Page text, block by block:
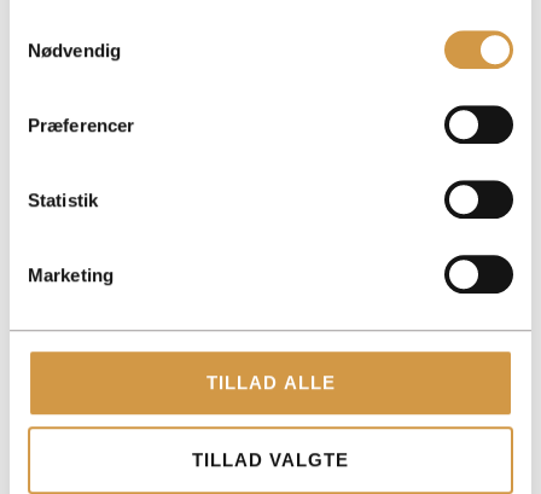
Nødvendig
Præferencer
Statistik
Marketing
TILLAD ALLE
TILLAD VALGTE
KONTAKT
KONTAKT@ACCOUNTVIEW.DK
MAN-FRE: KL. 9 -15